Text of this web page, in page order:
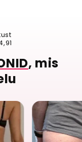
, mis